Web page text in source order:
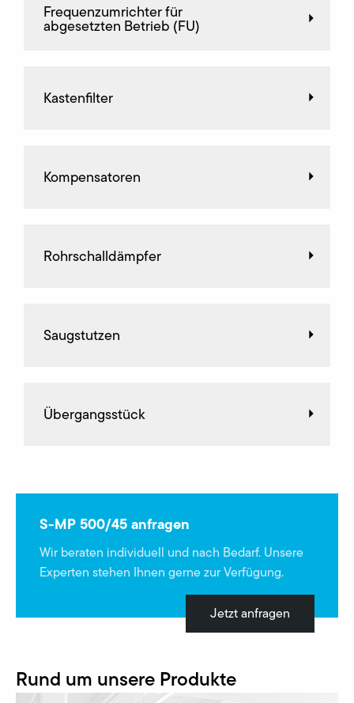
Frequenz­umrichter für
abgesetzten Betrieb (FU)
Kastenfilter
Kompensatoren
Rohrschalldämpfer
Saugstutzen
Übergangsstück
S-MP 500/45 anfragen
Wir beraten individuell und nach Bedarf. Unsere
Experten stehen Ihnen gerne zur Verfügung.
Jetzt anfragen
Rund um unsere Produkte